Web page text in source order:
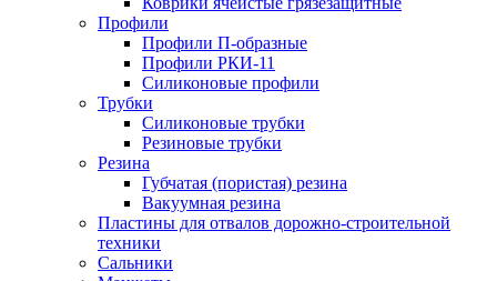
Профили
Профили П-образные
Профили РКИ-11
Силиконовые профили
Трубки
Силиконовые трубки
Резиновые трубки
Резина
Губчатая (пористая) резина
Вакуумная резина
Пластины для отвалов дорожно-строительной
техники
Сальники